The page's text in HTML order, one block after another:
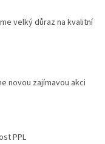
velký důraz na kvalitní
novou zajímavou akci
PPL